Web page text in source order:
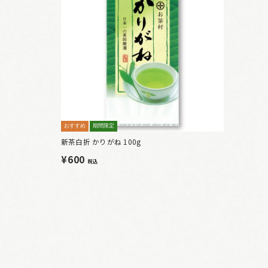
おすすめ 期間限定
新茶白折 かりがね 100g
¥600 税込